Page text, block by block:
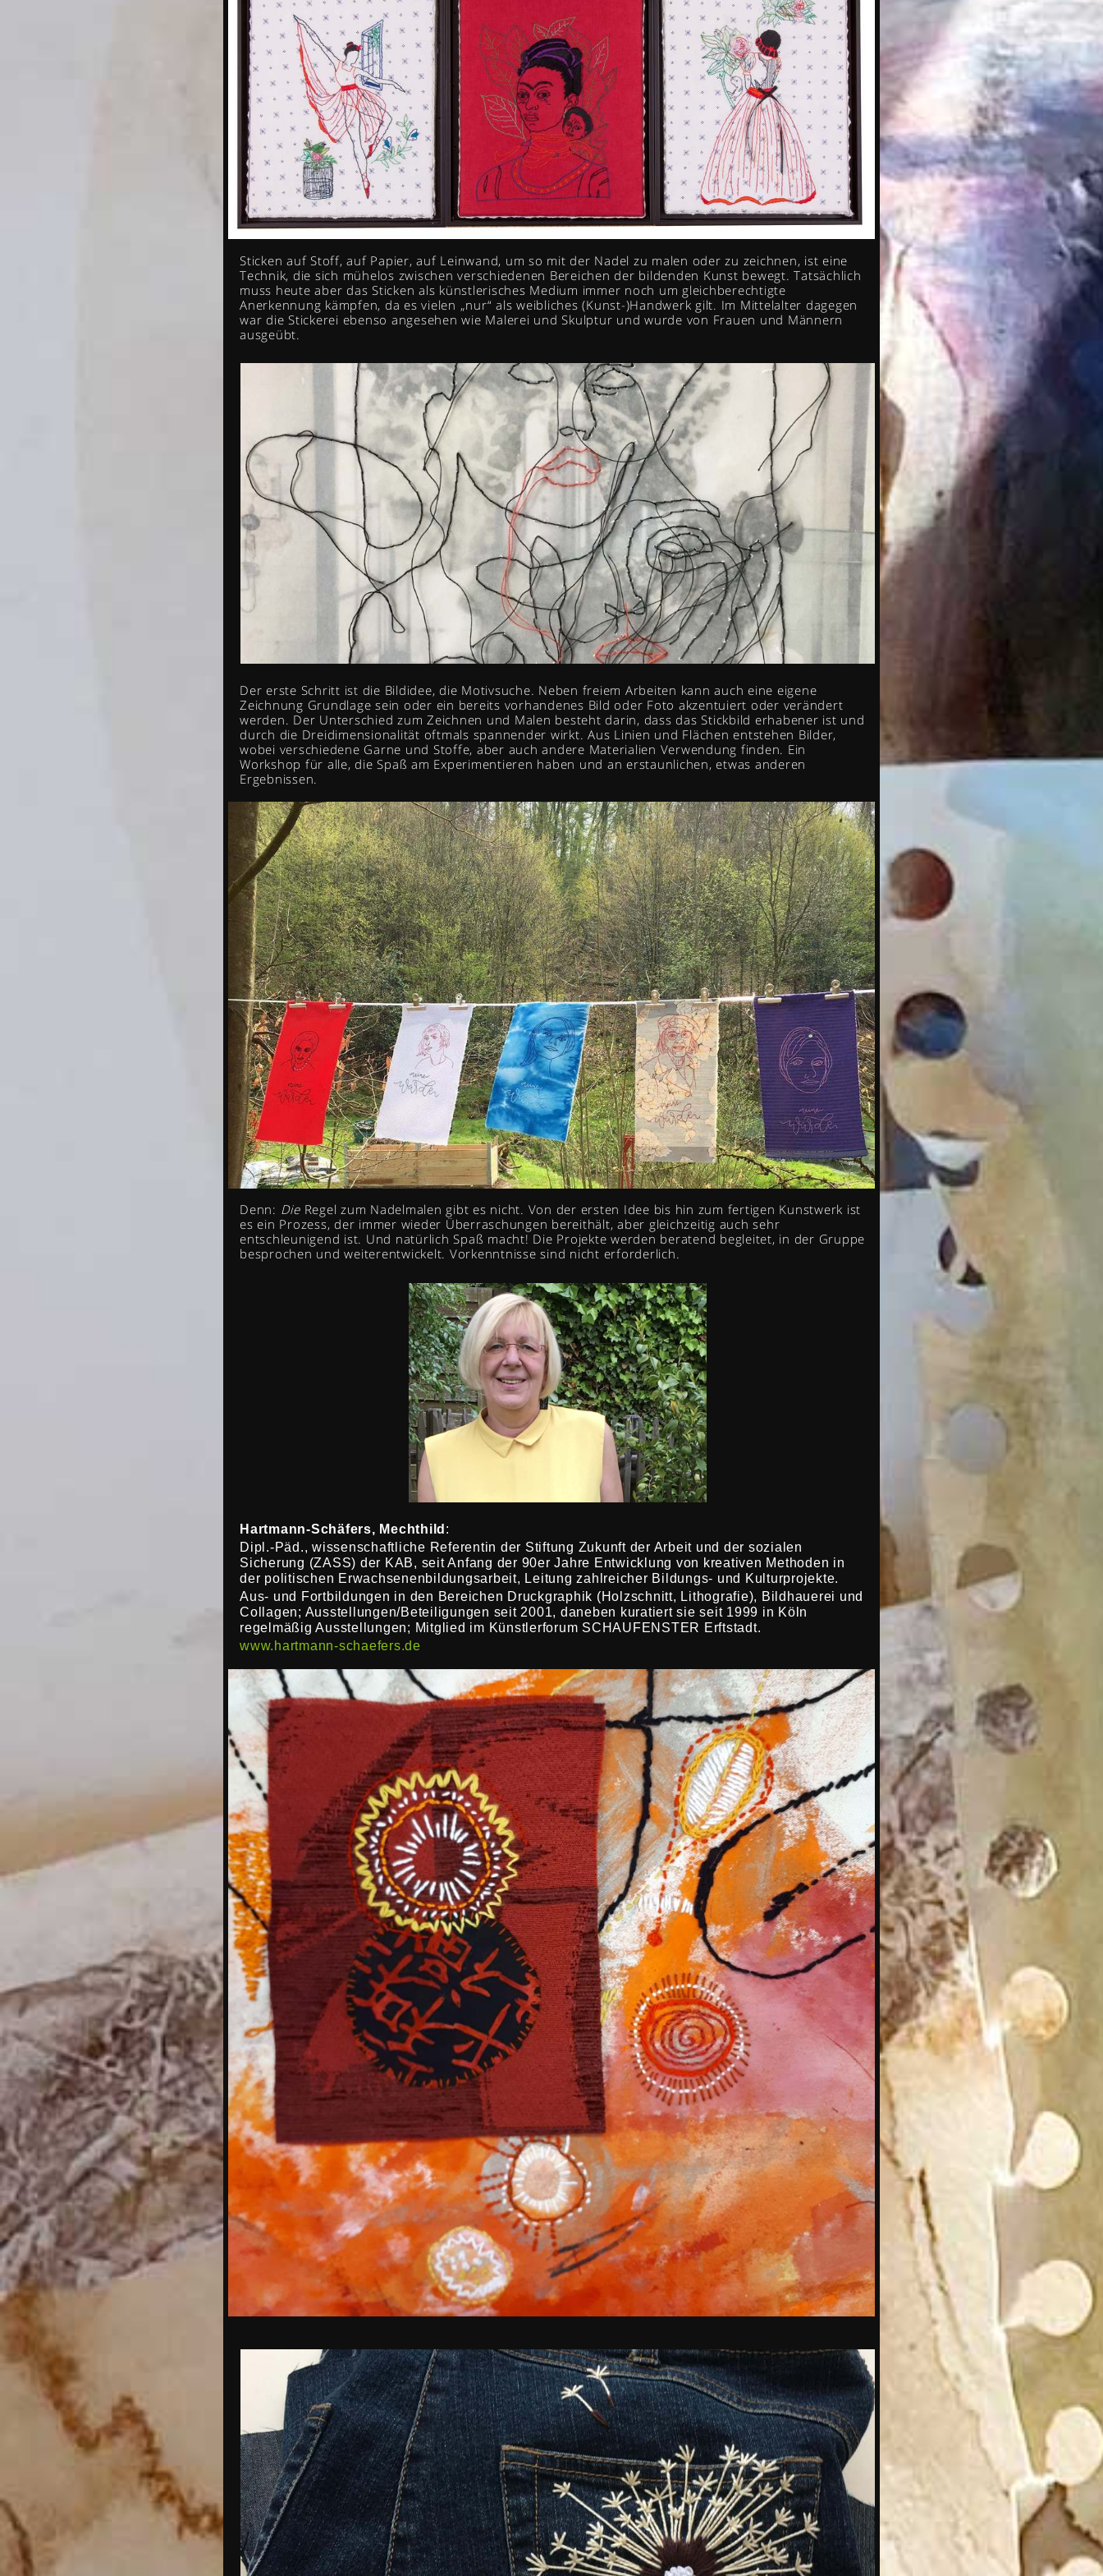
Sticken auf Stoff, auf Papier, auf Leinwand, um so mit der Nadel zu malen oder zu zeichnen, ist eine
Technik, die sich mühelos zwischen verschiedenen Bereichen der bildenden Kunst bewegt. Tatsächlich
muss heute aber das Sticken als künstlerisches Medium immer noch um gleichberechtigte
Anerkennung kämpfen, da es vielen „nur“ als weibliches (Kunst-)Handwerk gilt. Im Mittelalter dagegen
war die Stickerei ebenso angesehen wie Malerei und Skulptur und wurde von Frauen und Männern
ausgeübt.
Der erste Schritt ist die Bildidee, die Motivsuche. Neben freiem Arbeiten kann auch eine eigene
Zeichnung Grundlage sein oder ein bereits vorhandenes Bild oder Foto akzentuiert oder verändert
werden. Der Unterschied zum Zeichnen und Malen besteht darin, dass das Stickbild erhabener ist und
durch die Dreidimensionalität oftmals spannender wirkt. Aus Linien und Flächen entstehen Bilder,
wobei verschiedene Garne und Stoffe, aber auch andere Materialien Verwendung finden. Ein
Workshop für alle, die Spaß am Experimentieren haben und an erstaunlichen, etwas anderen
Ergebnissen.
Denn: DieRegel zum Nadelmalen gibt es nicht. Von der ersten Idee bis hin zum fertigen Kunstwerk ist
es ein Prozess, der immer wieder Überraschungen bereithält, aber gleichzeitig auch sehr
entschleunigend ist. Und natürlich Spaß macht! Die Projekte werden beratend begleitet, in der Gruppe
besprochen und weiterentwickelt. Vorkenntnisse sind nicht erforderlich.
Hartmann-Schäfers, Mechthild :
Dipl.-Päd., wissenschaftliche Referentin der Stiftung Zukunft der Arbeit und der sozialen
Sicherung (ZASS) der KAB, seit Anfang der 90er Jahre Entwicklung von kreativen Methoden in
der politischen Erwachsenenbildungsarbeit, Leitung zahlreicher Bildungs- und Kulturprojekte.
Aus- und Fortbildungen in den Bereichen Druckgraphik (Holzschnitt, Lithografie), Bildhauerei und
Collagen; Ausstellungen/Beteiligungen seit 2001, daneben kuratiert sie seit 1999 in Köln
regelmäßig Ausstellungen; Mitglied im Künstlerforum SCHAUFENSTER Erftstadt.
www.hartmann-schaefers.de